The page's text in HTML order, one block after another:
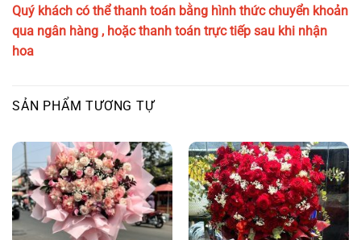
Quý khách có thể thanh toán bằng hình thức chuyển khoản
qua ngân hàng , hoặc thanh toán trực tiếp sau khi nhận
hoa
SẢN PHẨM TƯƠNG TỰ